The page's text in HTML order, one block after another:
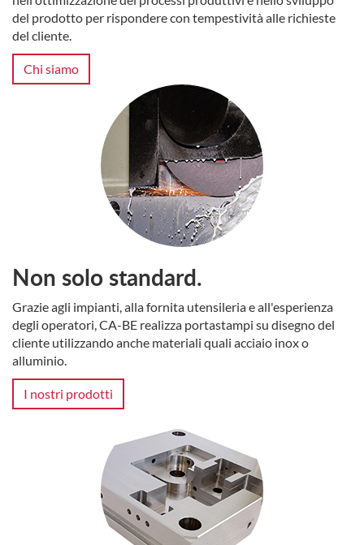
del prodotto per rispondere con tempestività alle richieste
del cliente.
Chi siamo
Non solo standard.
Grazie agli impianti, alla fornita utensileria e all'esperienza
degli operatori, CA-BE realizza portastampi su disegno del
cliente utilizzando anche materiali quali acciaio inox o
alluminio.
I nostri prodotti